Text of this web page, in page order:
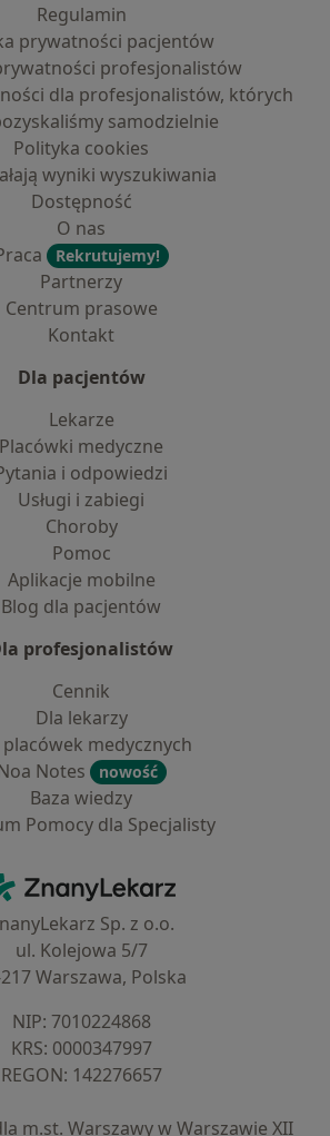
Regulamin
prywatności pacjentów
profesjonalistów
dla profesjonalistów, których
samodzielnie
Polityka cookies
wyniki wyszukiwania
Dostępność
O nas
Rekrutujemy!
Partnerzy
Centrum prasowe
Kontakt
Dla pacjentów
Lekarze
Placówki medyczne
i odpowiedzi
Usługi i zabiegi
Choroby
Pomoc
Aplikacje mobilne
Blog dla pacjentów
profesjonalistów
Cennik
Dla lekarzy
placówek medycznych
Notes
nowość
Baza wiedzy
Pomocy dla Specjalisty
ZnanyLekarz - Strona główna
Sp. z o.o.
ul. Kolejowa 5/7
Warszawa, Polska
NIP: ⁠7010224868
KRS: ⁠0000347997
REGON: ⁠142276657
m.st. Warszawy w Warszawie XII